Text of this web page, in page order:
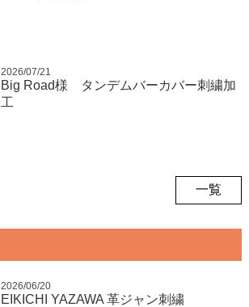
2026/07/21
Big Road様 タンデムバーカバー刺繍加
工
一覧
2026/06/20
EIKICHI YAZAWA 革ジャン刺繍